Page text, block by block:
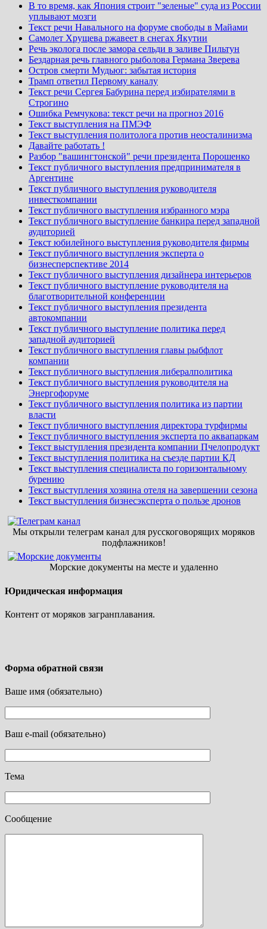
В то время, как Япония строит "зеленые" суда из России
уплывают мозги
Текст речи Навального на форуме свободы в Майами
Самолет Хрущева ржавеет в снегах Якутии
Речь эколога после замора сельди в заливе Пильтун
Бездарная речь главного рыболова Германа Зверева
Остров смерти Мудьюг: забытая история
Трамп ответил Первому каналу
Текст речи Сергея Бабурина перед избирателями в
Строгино
Ошибка Ремчукова: текст речи на прогноз 2016
Текст выступления на ПМЭФ
Текст выступления политолога против неосталинизма
Давайте работать !
Разбор "вашингтонской" речи президента Порошенко
Текст публичного выступления предпринимателя в
Аргентине
Текст публичного выступления руководителя
инвесткомпании
Текст публичного выступления избранного мэра
Текст публичного выступление банкира перед западной
аудиторией
Текст юбилейного выступления руководителя фирмы
Текст публичного выступления эксперта о
бизнесперспективе 2014
Текст публичного выступления дизайнера интерьеров
Текст публичного выступление руководителя на
благотворительной конференции
Текст публичного выступления президента
автокомпании
Текст публичного выступление политика перед
западной аудиторией
Текст публичного выступления главы рыбфлот
компании
Текст публичного выступления либералполитика
Текст публичного выступления руководителя на
Энергофоруме
Текст публичного выступления политика из партии
власти
Текст публичного выступления директора турфирмы
Текст публичного выступления эксперта по аквапаркам
Текст выступления президента компании Пчелопродукт
Текст выступления политика на съезде партии КД
Текст выступления специалиста по горизонтальному
бурению
Текст выступления хозяина отеля на завершении сезона
Текст выступления бизнесэксперта о пользе дронов
Мы открыли телеграм канал для русскоговорящих моряков
подфлажников!
Морские документы на месте и удаленно
Юридическая информация
Контент от моряков загранплавания.
Форма обратной связи
Ваше имя (обязательно)
Ваш e-mail (обязательно)
Тема
Сообщение